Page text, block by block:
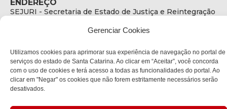
Gerenciar Cookies
Utilizamos cookies para aprimorar sua experiência de navegação no portal de
serviços do estado de Santa Catarina. Ao clicar em “Aceitar”, você concorda
com o uso de cookies e terá acesso a todas as funcionalidades do portal. Ao
clicar em "Negar" os cookies que não forem estritamente necessários serão
desativados.
ENDEREÇO
SEJURI - Secretaria de Estado de Justiça e Reintegração
Bairro:
Estreito - Florianópolis - SC
CEP:
88075-000